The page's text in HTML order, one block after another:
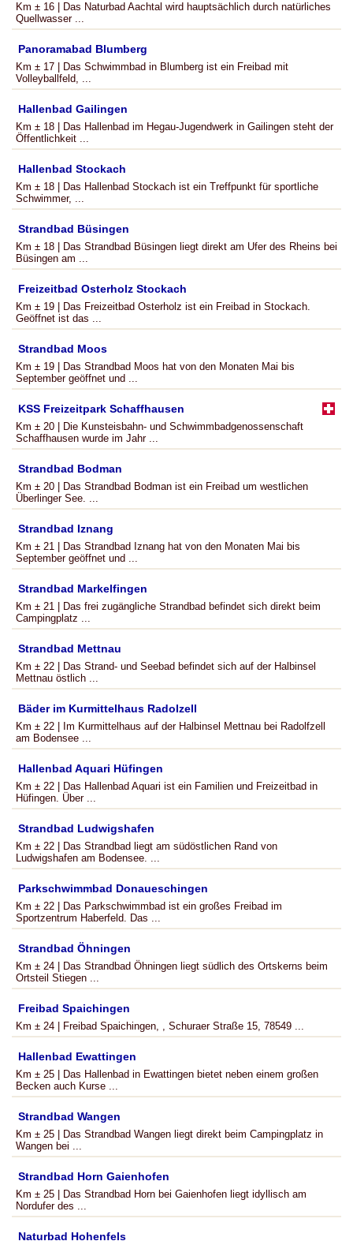
Km ± 16 | Das Naturbad Aachtal wird hauptsächlich durch natürliches
Quellwasser ...
Panoramabad Blumberg
Km ± 17 | Das Schwimmbad in Blumberg ist ein Freibad mit
Volleyballfeld, ...
Hallenbad Gailingen
Km ± 18 | Das Hallenbad im Hegau-Jugendwerk in Gailingen steht der
Öffentlichkeit ...
Hallenbad Stockach
Km ± 18 | Das Hallenbad Stockach ist ein Treffpunkt für sportliche
Schwimmer, ...
Strandbad Büsingen
Km ± 18 | Das Strandbad Büsingen liegt direkt am Ufer des Rheins bei
Büsingen am ...
Freizeitbad Osterholz Stockach
Km ± 19 | Das Freizeitbad Osterholz ist ein Freibad in Stockach.
Geöffnet ist das ...
Strandbad Moos
Km ± 19 | Das Strandbad Moos hat von den Monaten Mai bis
September geöffnet und ...
KSS Freizeitpark Schaffhausen
Km ± 20 | Die Kunsteisbahn- und Schwimmbadgenossenschaft
Schaffhausen wurde im Jahr ...
Strandbad Bodman
Km ± 20 | Das Strandbad Bodman ist ein Freibad um westlichen
Überlinger See. ...
Strandbad Iznang
Km ± 21 | Das Strandbad Iznang hat von den Monaten Mai bis
September geöffnet und ...
Strandbad Markelfingen
Km ± 21 | Das frei zugängliche Strandbad befindet sich direkt beim
Campingplatz ...
Strandbad Mettnau
Km ± 22 | Das Strand- und Seebad befindet sich auf der Halbinsel
Mettnau östlich ...
Bäder im Kurmittelhaus Radolzell
Km ± 22 | Im Kurmittelhaus auf der Halbinsel Mettnau bei Radolfzell
am Bodensee ...
Hallenbad Aquari Hüfingen
Km ± 22 | Das Hallenbad Aquari ist ein Familien und Freizeitbad in
Hüfingen. Über ...
Strandbad Ludwigshafen
Km ± 22 | Das Strandbad liegt am südöstlichen Rand von
Ludwigshafen am Bodensee. ...
Parkschwimmbad Donaueschingen
Km ± 22 | Das Parkschwimmbad ist ein großes Freibad im
Sportzentrum Haberfeld. Das ...
Strandbad Öhningen
Km ± 24 | Das Strandbad Öhningen liegt südlich des Ortskerns beim
Ortsteil Stiegen ...
Freibad Spaichingen
Km ± 24 | Freibad Spaichingen, , Schuraer Straße 15, 78549 ...
Hallenbad Ewattingen
Km ± 25 | Das Hallenbad in Ewattingen bietet neben einem großen
Becken auch Kurse ...
Strandbad Wangen
Km ± 25 | Das Strandbad Wangen liegt direkt beim Campingplatz in
Wangen bei ...
Strandbad Horn Gaienhofen
Km ± 25 | Das Strandbad Horn bei Gaienhofen liegt idyllisch am
Nordufer des ...
Naturbad Hohenfels